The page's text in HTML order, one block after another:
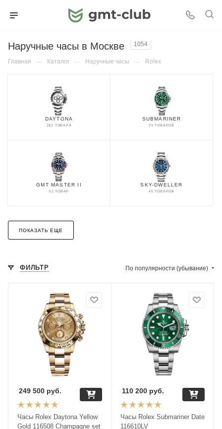
Наручные часы в Москве 1054
Главная — Каталог — Наручные часы — Rolex
DAYTONA
182 ТОВАРА
SUBMARINER
29 ТОВАРОВ
GMT MASTER II
51 ТОВАР
SKY-DWELLER
45 ТОВАРОВ
ПОКАЗАТЬ ЕЩЕ
ФИЛЬТР По популярности (убывание)
Часы Rolex Daytona Yellow
Gold 116508 Champagne set
249 500 руб.
Часы Rolex Submariner Date
116610LV
110 200руб.